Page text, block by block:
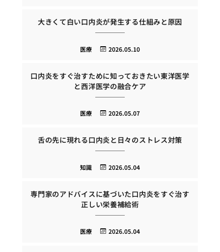
大きくて白い口内炎が発生する仕組みと原因
2026.05.10
医療
口内炎をすぐ治すために知っておきたい東洋医学
と西洋医学の融合ケア
2026.05.07
医療
舌の先に現れる口内炎と日々のストレス対策
2026.05.04
知識
専門家のアドバイスに基づいた口内炎をすぐ治す
正しい栄養補給術
2026.05.04
医療